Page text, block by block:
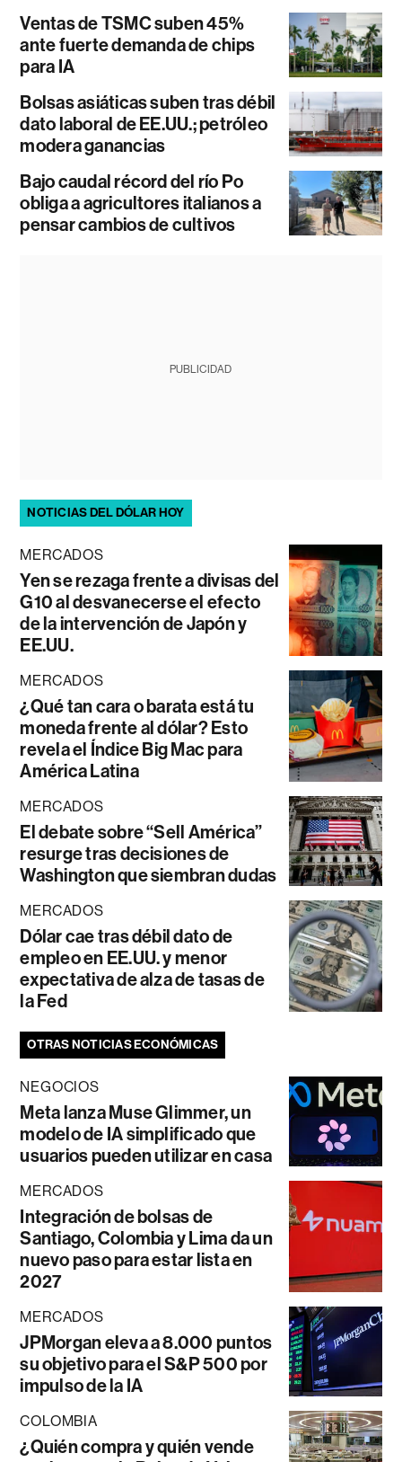
Ventas de TSMC suben 45%
ante fuerte demanda de chips
para IA
Bolsas asiáticas suben tras débil
dato laboral de EE.UU.; petróleo
modera ganancias
Bajo caudal récord del río Po
obliga a agricultores italianos a
pensar cambios de cultivos
PUBLICIDAD
NOTICIAS DEL DÓLAR HOY
MERCADOS
Yen se rezaga frente a divisas del
G10 al desvanecerse el efecto
de la intervención de Japón y
EE.UU.
MERCADOS
¿Qué tan cara o barata está tu
moneda frente al dólar? Esto
revela el Índice Big Mac para
América Latina
MERCADOS
El debate sobre “Sell América”
resurge tras decisiones de
Washington que siembran dudas
MERCADOS
Dólar cae tras débil dato de
empleo en EE.UU. y menor
expectativa de alza de tasas de
la Fed
OTRAS NOTICIAS ECONÓMICAS
NEGOCIOS
Meta lanza Muse Glimmer, un
modelo de IA simplificado que
usuarios pueden utilizar en casa
MERCADOS
Integración de bolsas de
Santiago, Colombia y Lima da un
nuevo paso para estar lista en
2027
MERCADOS
JPMorgan eleva a 8.000 puntos
su objetivo para el S&P 500 por
impulso de la IA
COLOMBIA
¿Quién compra y quién vende